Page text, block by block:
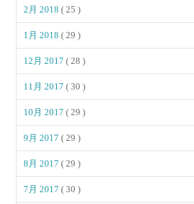
2月 2018( 25 )
1月 2018( 29 )
12月 2017( 28 )
11月 2017( 30 )
10月 2017( 29 )
9月 2017( 29 )
8月 2017( 29 )
7月 2017( 30 )